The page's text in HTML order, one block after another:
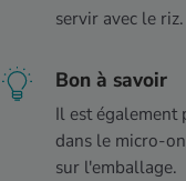
servir avec le riz.
Bon à savoir
Il est également
dans le micro-
sur l'emballage.